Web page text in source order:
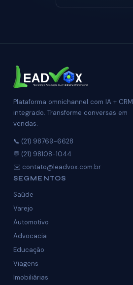
Plataforma omnichannel com IA + CRM
integrado. Transforme conversas em
vendas.
📞 (21) 98769-6628
💬 (21) 98108-1044
✉️ contato@leadvox.com.br
SEGMENTOS
Saúde
Varejo
Automotivo
Advocacia
Educação
Viagens
Imobiliárias